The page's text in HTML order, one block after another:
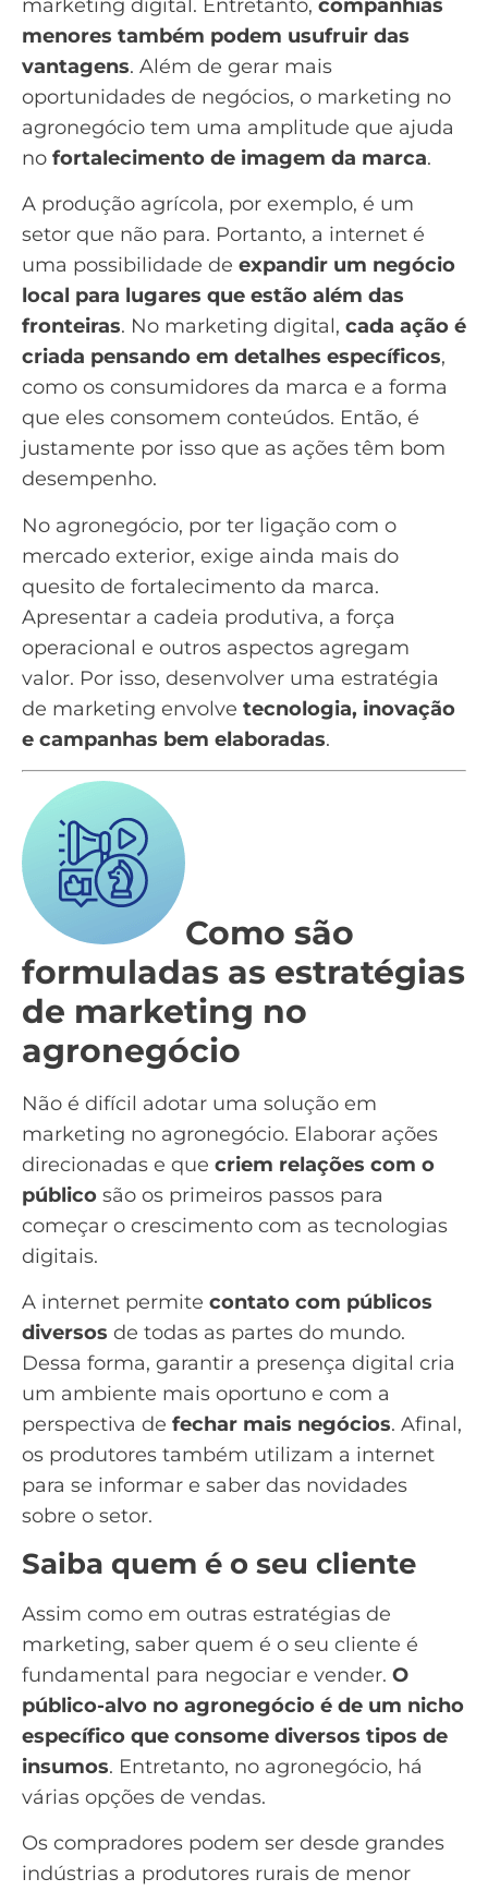
marketing digital. Entretanto, companhias
menores também podem usufruir das
vantagens. Além de gerar mais
oportunidades de negócios, o marketing no
agronegócio tem uma amplitude que ajuda
no fortalecimento de imagem da marca.
A produção agrícola, por exemplo, é um
setor que não para. Portanto, a internet é
uma possibilidade de expandir um negócio
local para lugares que estão além das
fronteiras. No marketing digital, cada ação é
criada pensando em detalhes específicos,
como os consumidores da marca e a forma
que eles consomem conteúdos. Então, é
justamente por isso que as ações têm bom
desempenho.
No agronegócio, por ter ligação com o
mercado exterior, exige ainda mais do
quesito de fortalecimento da marca.
Apresentar a cadeia produtiva, a força
operacional e outros aspectos agregam
valor. Por isso, desenvolver uma estratégia
de marketing envolve tecnologia, inovação
e campanhas bem elaboradas.
Como são
formuladas as estratégias
de marketing no
agronegócio
Não é difícil adotar uma solução em
marketing no agronegócio. Elaborar ações
direcionadas e que criem relações com o
público são os primeiros passos para
começar o crescimento com as tecnologias
digitais.
A internet permite contato com públicos
diversos de todas as partes do mundo.
Dessa forma, garantir a presença digital cria
um ambiente mais oportuno e com a
perspectiva de fechar mais negócios. Afinal,
os produtores também utilizam a internet
para se informar e saber das novidades
sobre o setor.
Saiba quem é o seu cliente
Assim como em outras estratégias de
marketing, saber quem é o seu cliente é
fundamental para negociar e vender. O
público-alvo no agronegócio é de um nicho
específico que consome diversos tipos de
insumos. Entretanto, no agronegócio, há
várias opções de vendas.
Os compradores podem ser desde grandes
indústrias a produtores rurais de menor